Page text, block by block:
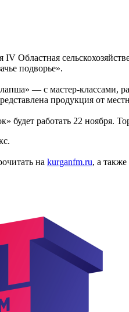
IV Областная
подворье».
— с мастер‑классами,
продукция от
будет работать 22 ноября.
на kurganfm.ru, а также